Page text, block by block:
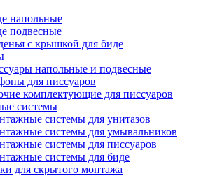
напольные
подвесные
с крышкой для биде
напольные и подвесные
для писсуаров
комплектующие для писсуаров
системы
системы для унитазов
системы для умывальников
системы для писсуаров
системы для биде
для скрытого монтажа